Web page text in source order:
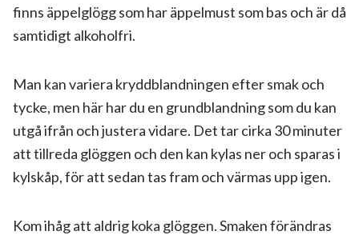
finns äppelglögg som har äppelmust som bas och är då
samtidigt alkoholfri.
Man kan variera kryddblandningen efter smak och
tycke, men här har du en grundblandning som du kan
utgå ifrån och justera vidare. Det tar cirka 30 minuter
att tillreda glöggen och den kan kylas ner och sparas i
kylskåp, för att sedan tas fram och värmas upp igen.
Kom ihåg att aldrig koka glöggen. Smaken förändras